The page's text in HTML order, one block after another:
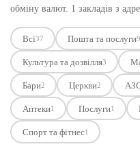
Інтерв’ю
Публікації
Довідник
обміну валют. 1 закладів з
Всі37 Пошта та послуги9
Культура та дозвілля3
Бари2 Церкви2
Аптеки1 Послуги1
Спорт та фітнес1